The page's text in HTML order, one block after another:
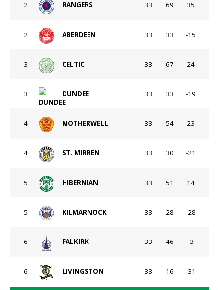
2 RANGERS 33 69 35
2 ABERDEEN 33 33 -15
3 CELTIC 33 67 24
3 DUNDEE 33 33 -19
4 MOTHERWELL 33 54 23
4 ST. MIRREN 33 30 -21
5 HIBERNIAN 33 51 14
5 KILMARNOCK 33 28 -28
6 FALKIRK 33 46 -3
6 LIVINGSTON 33 16 -31